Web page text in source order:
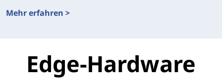
Mehr erfahren >
Edge-Hardware